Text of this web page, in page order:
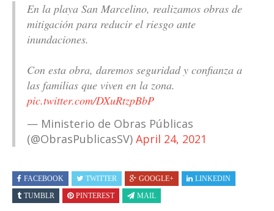
En la playa San Marcelino, realizamos obras de
mitigación para reducir el riesgo ante
inundaciones.
Con esta obra, daremos seguridad y confianza a
las familias que viven en la zona.
pic.twitter.com/DXuRtzpBbP
— Ministerio de Obras Públicas
(@ObrasPublicasSV) April 24, 2021
FACEBOOK TWITTER GOOGLE+
LINKEDIN
TUMBLR
PINTEREST MAIL